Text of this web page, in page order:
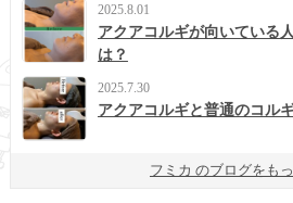
2025.8.01
アクアコルギが向いている
は？
2025.7.30
アクアコルギと普通のコル
フミカ のブログをも